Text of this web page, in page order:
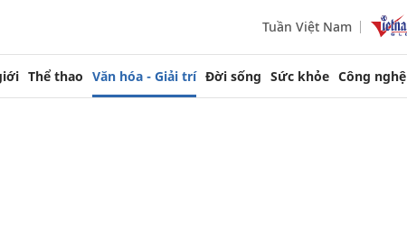
Tuần Việt Nam
Thể thao Văn hóa - Giải trí Đời sống Sức khỏe Công nghệ